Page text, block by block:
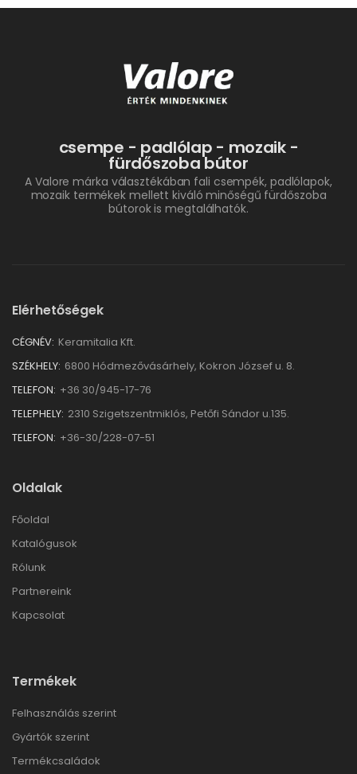
csempe - padlólap - mozaik -
fürdőszoba bútor
A Valore márka választékában fali csempék, padlólapok,
mozaik termékek mellett kiváló minőségű fürdőszoba
bútorok is megtalálhatók.
Elérhetőségek
CÉGNÉV: Keramitalia Kft.
SZÉKHELY: 6800 Hódmezővásárhely, Kokron József u. 8.
TELEFON: +36 30/945-17-76
TELEPHELY: 2310 Szigetszentmiklós, Petőfi Sándor u.135.
TELEFON: +36-30/228-07-51
Oldalak
Főoldal
Katalógusok
Rólunk
Partnereink
Kapcsolat
Termékek
Felhasználás szerint
Gyártók szerint
Termékcsaládok